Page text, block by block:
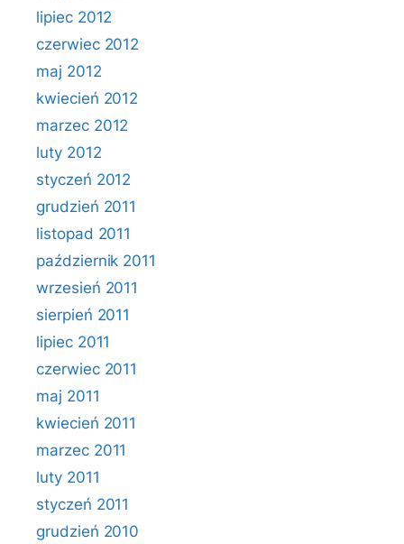
lipiec 2012
czerwiec 2012
maj 2012
kwiecień 2012
marzec 2012
luty 2012
styczeń 2012
grudzień 2011
listopad 2011
październik 2011
wrzesień 2011
sierpień 2011
lipiec 2011
czerwiec 2011
maj 2011
kwiecień 2011
marzec 2011
luty 2011
styczeń 2011
grudzień 2010